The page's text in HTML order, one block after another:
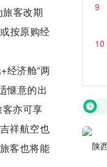
客改期
按原购经
经济舱”两
惬意的出
亦可享
祥航空也
客也将能
9
10